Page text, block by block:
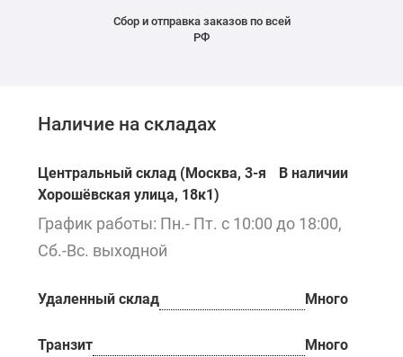
Сбор и отправка заказов по всей
РФ
Наличие на складах
Центральный склад (Москва, 3-я
Хорошёвская улица, 18к1)
В наличии
График работы: Пн.- Пт. с 10:00 до 18:00,
Сб.-Вс. выходной
Удаленный склад Много
Транзит Много